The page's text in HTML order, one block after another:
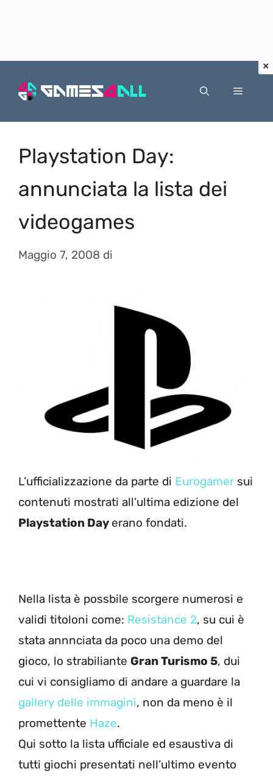
Menu
Playstation Day:
annunciata la lista dei
videogames
Maggio 7, 2008 di
L’ufficializzazione da parte di Eurogamer sui
contenuti mostrati all’ultima edizione del
Playstation Day erano fondati.
Nella lista è possbile scorgere numerosi e
validi titoloni come: Resistance 2, su cui è
stata annnciata da poco una demo del
gioco, lo strabiliante Gran Turismo 5, dui
cui vi consigliamo di andare a guardare la
gallery delle immagini, non da meno è il
promettente Haze.
Qui sotto la lista ufficiale ed esaustiva di
tutti giochi presentati nell’ultimo evento